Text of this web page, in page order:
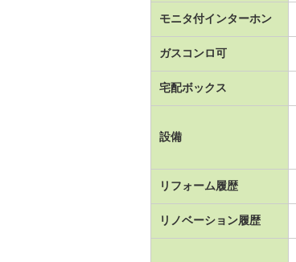
モニタ付インターホン
ガスコンロ可
宅配ボックス
設備
リフォーム履歴
リノベーション履歴